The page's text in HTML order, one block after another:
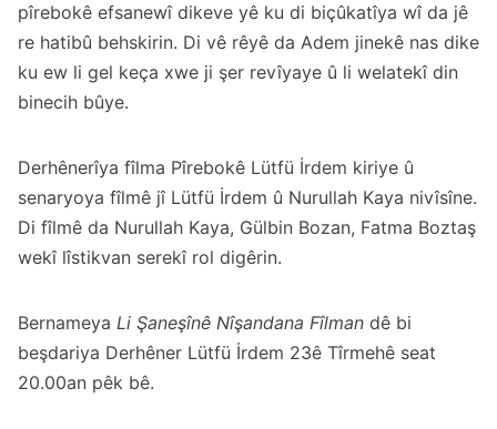
pîrebokê efsanewî dikeve yê ku di biçûkatîya wî da jê
re hatibû behskirin. Di vê rêyê da Adem jinekê nas dike
ku ew li gel keça xwe ji şer revîyaye û li welatekî din
binecih bûye.
Derhênerîya fîlma Pîrebokê Lütfü İrdem kiriye û
senaryoya fîlmê jî Lütfü İrdem û Nurullah Kaya nivîsîne.
Di fîlmê da Nurullah Kaya, Gülbin Bozan, Fatma Boztaş
wekî lîstikvan serekî rol digêrin.
Bernameya Li Şaneşînê Nîşandana Fîlman dê bi
beşdariya Derhêner Lütfü İrdem 23ê Tîrmehê seat
20.00an pêk bê.